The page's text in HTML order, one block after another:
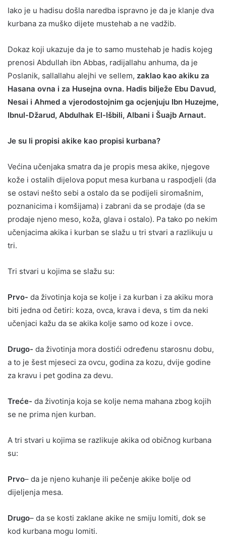
Iako je u hadisu došla naredba ispravno je da je klanje dva
kurbana za muško dijete mustehab a ne vadžib.
Dokaz koji ukazuje da je to samo mustehab je hadis kojeg
prenosi Abdullah ibn Abbas, radijallahu anhuma, da je
Poslanik, sallallahu alejhi ve sellem, zaklao kao akiku za
Hasana ovna i za Husejna ovna. Hadis bilježe Ebu Davud,
Nesai i Ahmed a vjerodostojnim ga ocjenjuju Ibn Huzejme,
Ibnul-Džarud, Abdulhak El-Išbili, Albani i Šuajb Arnaut.
Je su li propisi akike kao propisi kurbana?
Većina učenjaka smatra da je propis mesa akike, njegove
kože i ostalih dijelova poput mesa kurbana u raspodjeli (da
se ostavi nešto sebi a ostalo da se podijeli siromašnim,
poznanicima i komšijama) i zabrani da se prodaje (da se
prodaje njeno meso, koža, glava i ostalo). Pa tako po nekim
učenjacima akika i kurban se slažu u tri stvari a razlikuju u
tri.
Tri stvari u kojima se slažu su:
Prvo- da životinja koja se kolje i za kurban i za akiku mora
biti jedna od četiri: koza, ovca, krava i deva, s tim da neki
učenjaci kažu da se akika kolje samo od koze i ovce.
Drugo- da životinja mora dostići određenu starosnu dobu,
a to je šest mjeseci za ovcu, godina za kozu, dvije godine
za kravu i pet godina za devu.
Treće- da životinja koja se kolje nema mahana zbog kojih
se ne prima njen kurban.
A tri stvari u kojima se razlikuje akika od običnog kurbana
su:
Prvo– da je njeno kuhanje ili pečenje akike bolje od
dijeljenja mesa.
Drugo– da se kosti zaklane akike ne smiju lomiti, dok se
kod kurbana mogu lomiti.